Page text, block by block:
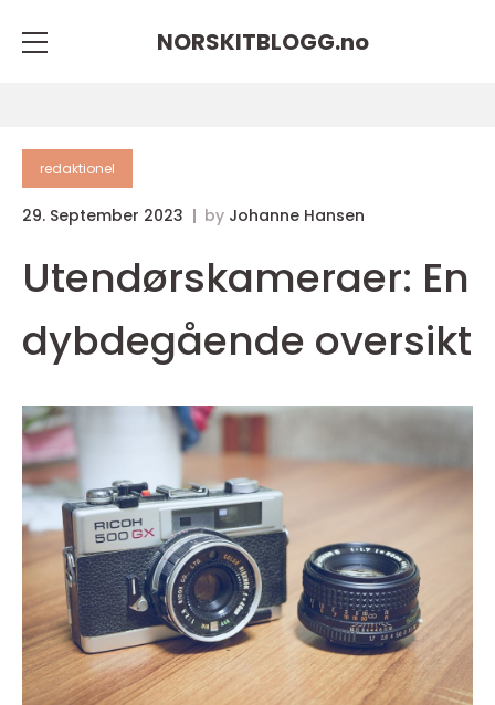
NORSKITBLOGG.no
redaktionel
29. September 2023 by Johanne Hansen
Utendørskameraer: En
dybdegående oversikt